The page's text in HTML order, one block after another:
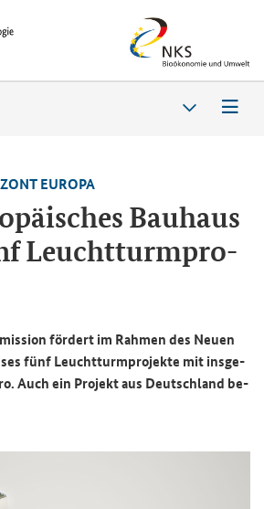
EU­RO­PA
Bau­haus
Leucht­turm­pro­
för­dert im Rah­men des Neuen
fünf Leucht­turm­pro­jek­te mit ins­ge­
Auch ein Pro­jekt aus Deutsch­land be­